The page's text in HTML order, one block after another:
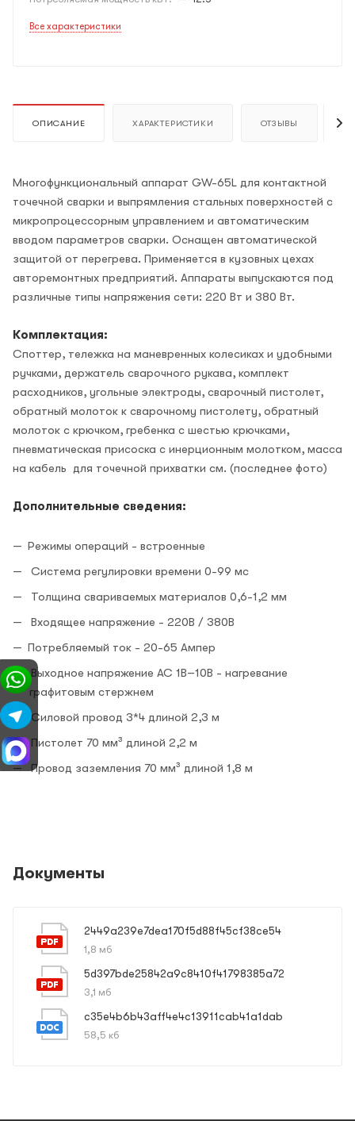
Все характеристики
ОПИСАНИЕ ХАРАКТЕРИСТИКИ ОТЗЫВЫ
Многофункциональный аппарат GW-65L для контактной
точечной сварки и выпрямления стальных поверхностей с
микропроцессорным управлением и автоматическим
вводом параметров сварки. Оснащен автоматической
защитой от перегрева. Применяется в кузовных цехах
авторемонтных предприятий. Аппараты выпускаются под
различные типы напряжения сети: 220 Вт и 380 Вт.
Комплектация:
Споттер, тележка на маневренных колесиках и удобными
ручками, держатель сварочного рукава, комплект
расходников, угольные электроды, сварочный пистолет,
обратный молоток к сварочному пистолету, обратный
молоток с крючком, гребенка с шестью крючками,
пневматическая присоска с инерционным молотком, масса
на кабель для точечной прихватки см. (последнее фото)
Дополнительные сведения:
Режимы операций - встроенные
Система регулировки времени 0-99 мс
Толщина свариваемых материалов 0,6-1,2 мм
Входящее напряжение - 220В / 380В
Потребляемый ток - 20-65 Ампер
Выходное напряжение AC 1В–10В - нагревание
графитовым стержнем
Силовой провод 3*4 длиной 2,3 м
Пистолет 70 мм³ длиной 2,2 м
Провод заземления 70 мм³ длиной 1,8 м
Документы
2449a239e7dea170f5d88f45cf38ce54
1,8 мб
5d397bde25842a9c8410f41798385a72
3,1 мб
c35e4b6b43aff4e4c13911cab41a1dab
58,5 кб